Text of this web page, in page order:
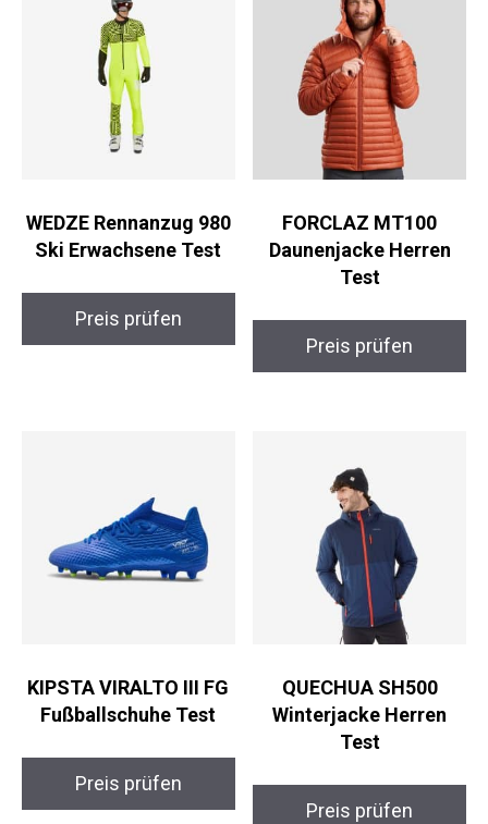
WEDZE Rennanzug 980
Ski Erwachsene Test
Preis prüfen
FORCLAZ MT100
Daunenjacke Herren
Test
Preis prüfen
KIPSTA VIRALTO III FG
Fußballschuhe Test
Preis prüfen
QUECHUA SH500
Winterjacke Herren
Test
Preis prüfen